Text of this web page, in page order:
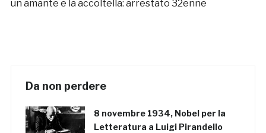
un amante e la accoltella: arrestato 32enne
Da non perdere
8 novembre 1934, Nobel per la
Letteratura a Luigi Pirandello